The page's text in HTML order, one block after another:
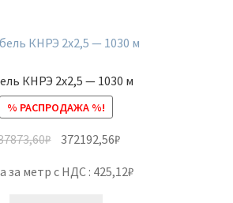
КНРЭ 2х2,5 — 1030 м
% РАСПРОДАЖА %!
₽ 372192,56₽
за метр с НДС : 425,12₽